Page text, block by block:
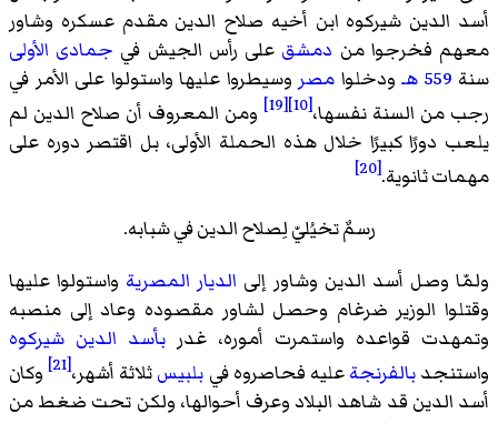
أسد الدين شيركوه ابن أخيه صلاح الدين مقدم عسكره وشاور
معهم فخرجوا من دمشق على رأس الجيش في جمادى الأولى
سنة 559 هـ ودخلوا مصر وسيطروا عليها واستولوا على الأمر في
رجب من السنة نفسها،[10]
[19]
ومن المعروف أن صلاح الدين لم
يلعب دورًا كبيرًا خلال هذه الحملة الأولى، بل اقتصر دوره على
مهمات ثانوية.[20]
رسمٌ تخيُليّ لِصلاح الدين في شبابه.
ولمّا وصل أسد الدين وشاور إلى الديار المصرية واستولوا عليها
وقتلوا الوزير ضرغام وحصل لشاور مقصوده وعاد إلى منصبه
وتمهدت قواعده واستمرت أموره، غدر بأسد الدين شيركوه
واستنجدبالفرنجةعليه فحاصروه في بلبيسثلاثة أشهر،[21]
وكان
أسد الدين قد شاهد البلاد وعرف أحوالها، ولكن تحت ضغط من